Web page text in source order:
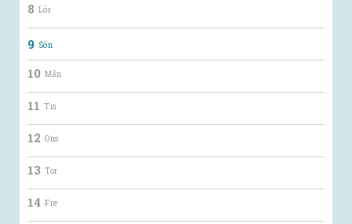
8 Lör
9 Sön
10Mån
11Tis
12Ons
13Tor
14Fre